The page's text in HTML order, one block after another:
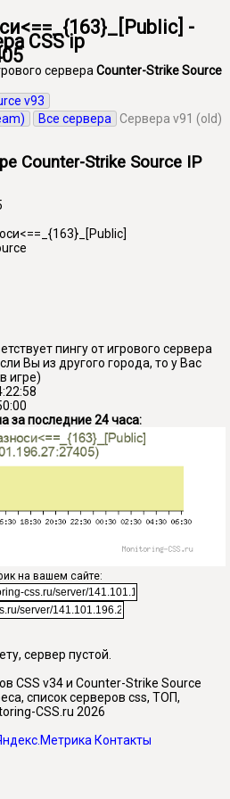
-
CSS ip
сервера Counter-Strike Source
v93
Все сервера
Сервера v91 (old)
Counter-Strike Source IP
пингу от игрового сервера
Вы из другого города, то у Вас
игре)
за последние 24 часа:
на вашем сайте:
сервер пустой.
CSS v34 и Counter-Strike Source
список серверов css, ТОП,
CSS.ru 2026
Контакты